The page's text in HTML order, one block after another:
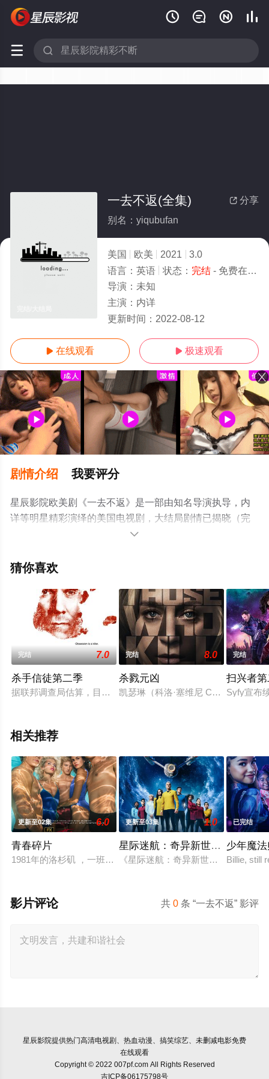
   
 
 分享
一去不返(全集)
别名：yiqubufan
美国 欧美 2021
3.0
语言： 英语 状态： 完结- 免费在线观看
导演： 未知
主演： 内详
更新时间： 2022-08-12
 在线观看  极速观看
剧情介绍 我要评分
星辰影院欧美剧《一去不返》是一部由知名导演执导，内
详等明星精彩演绎的美国电视剧，大结局剧情已揭晓（完
结），手机免费观看高清无删减完整版电视剧全集就来星
情网等平台了解。

猜你喜欢
完结 7.0
杀手信徒第二季
据联邦调查局估算，目前美国境内大约活跃着300名连环杀手。
完结 8.0
杀戮元凶
凯瑟琳（科洛·塞维尼 Chlo?
完结
扫兴者
Syfy宣布
相关推荐
更新至02集 6.0
青春碎片
1981年的洛杉矶 ，一班精英名校的高中生原本过住灿烂生活，
更新至03集 1.0
星际迷航：奇异新世界第四季
《星际迷航：奇异新世界》已续订第
已完结
少年魔
Billie, still
共0 条 “一去不返” 影评
影片评论
星辰影院提供热门高清电视剧、热血动漫、搞笑综艺、未删减电影免费
在线观看
Copyright © 2022 007pf.com All Rights Reserved
吉ICP备06175798号